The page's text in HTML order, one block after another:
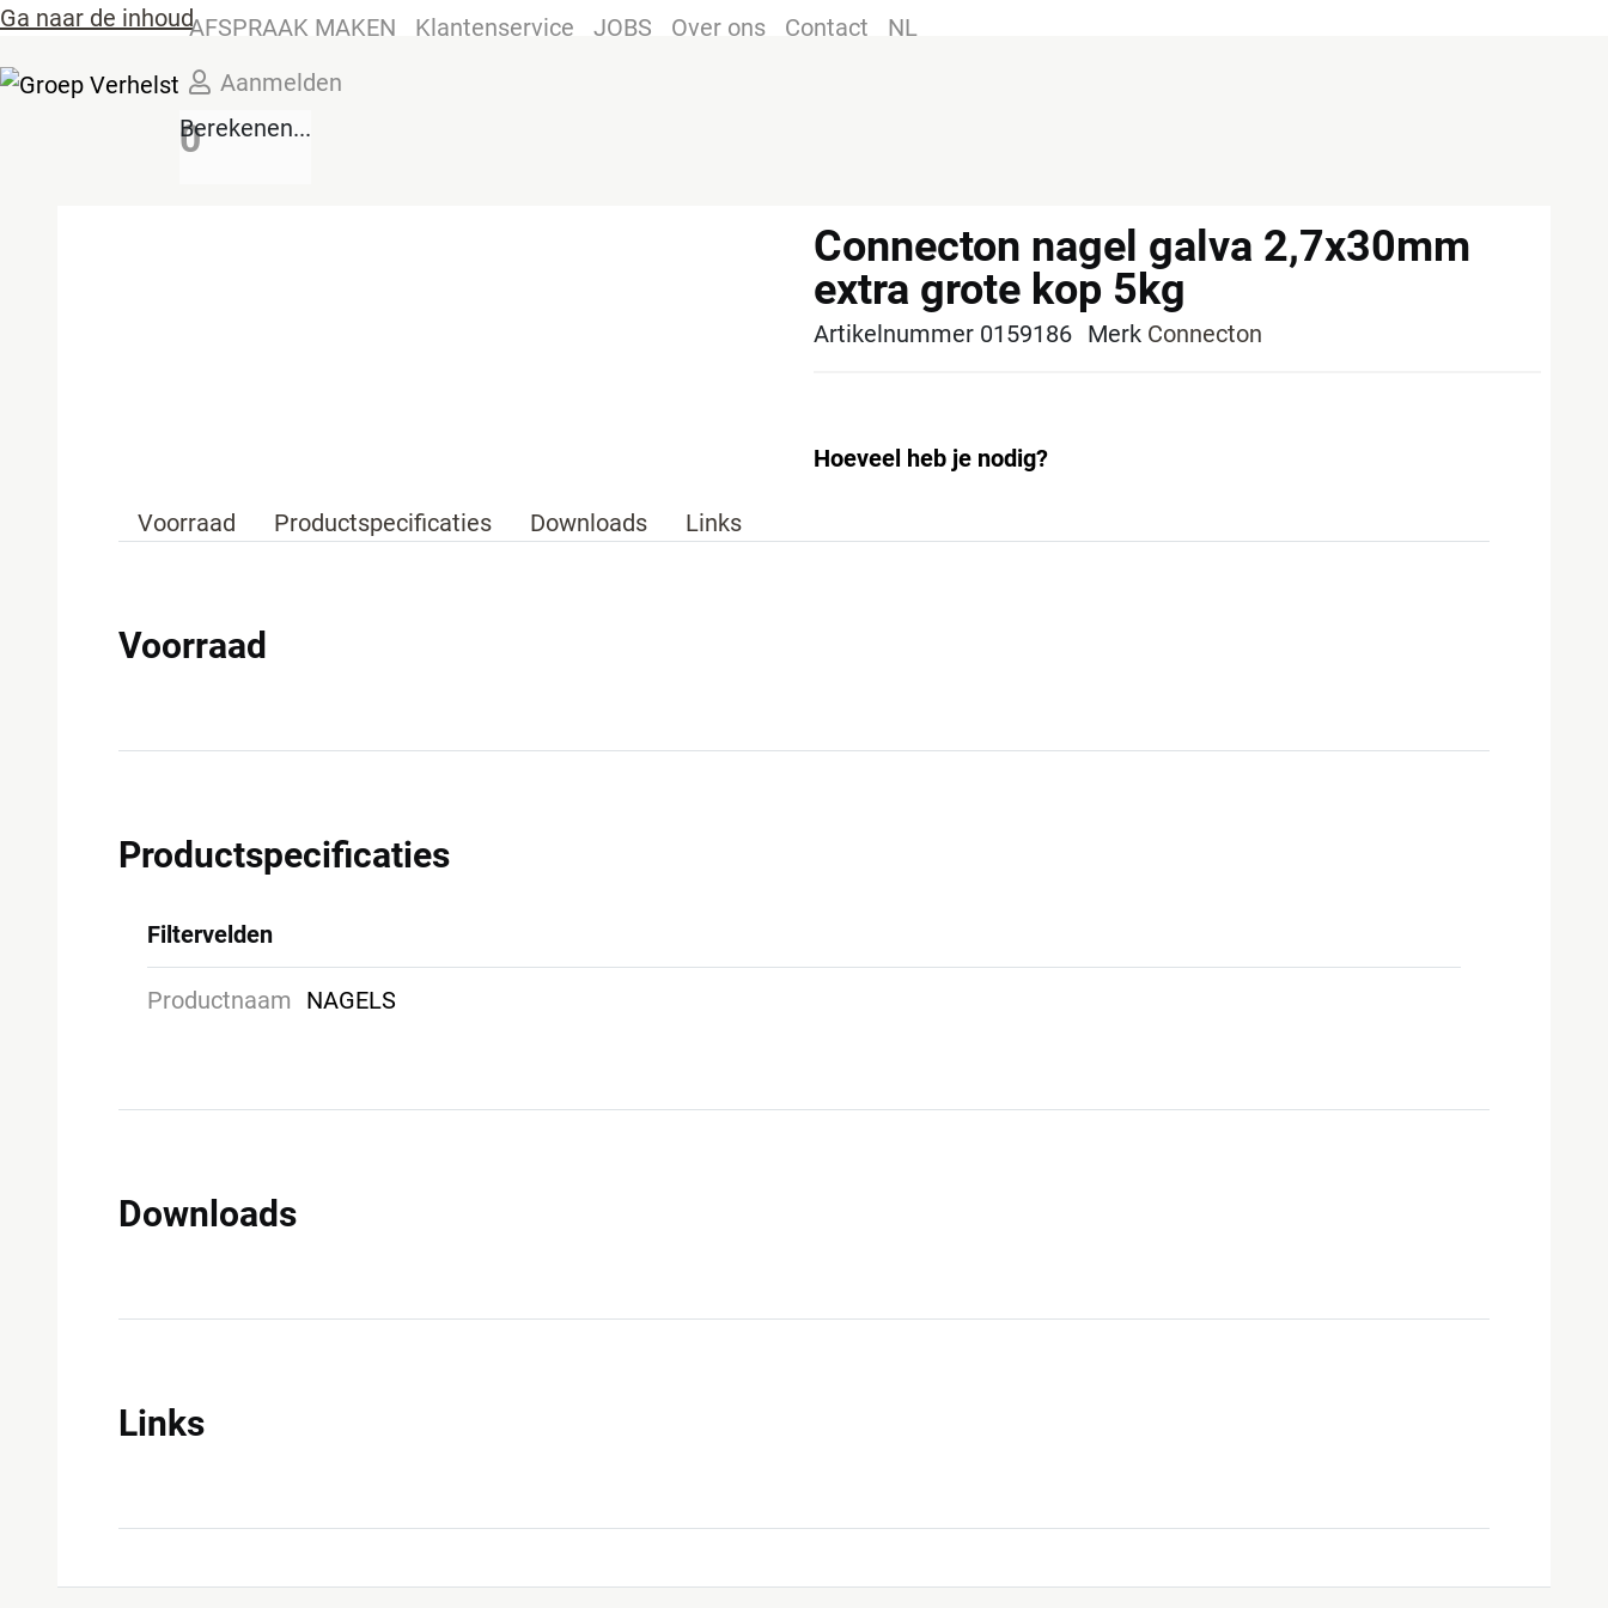
Ga naar de inhoudAFSPRAAK MAKEN Klantenservice JOBS Over ons Contact
NL
Aanmelden
0
Berekenen...
Connecton nagel galva 2,7x30mm
extra grote kop 5kg
Artikelnummer 0159186 Merk Connecton
Hoeveel heb je nodig?
Voorraad Productspecificaties Downloads Links
Voorraad
Productspecificaties
Filtervelden
Productnaam NAGELS
Downloads
Links